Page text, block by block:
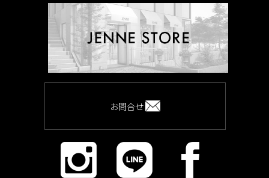
お問合せ